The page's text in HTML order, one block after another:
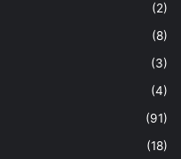
(2)
(8)
(3)
(4)
(91)
(18)